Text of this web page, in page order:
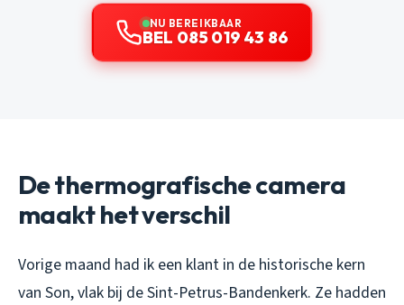
NU BEREIKBAAR
BEL 085 019 43 86
De thermografische camera
maakt het verschil
Vorige maand had ik een klant in de historische kern
van Son, vlak bij de Sint-Petrus-Bandenkerk. Ze hadden